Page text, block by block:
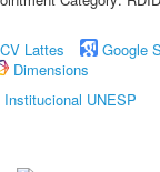
CV Lattes
Google
Dimensions
Institucional UNESP